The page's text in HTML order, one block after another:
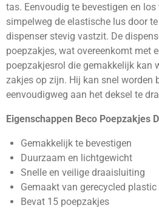
tas. Eenvoudig te bevestigen en
simpelweg de elastische lus door
dispenser stevig vastzit. De
poepzakjes, wat overeenkomt met
poepzakjesrol die gemakkelijk kan
zakjes op zijn. Hij kan snel worden
eenvoudigweg aan het deksel te
Eigenschappen Beco Poepzakjes
Gemakkelijk te bevestigen
Duurzaam en lichtgewicht
Snelle en veilige draaisluiting
Gemaakt van gerecycled plastic
Bevat 15 poepzakjes